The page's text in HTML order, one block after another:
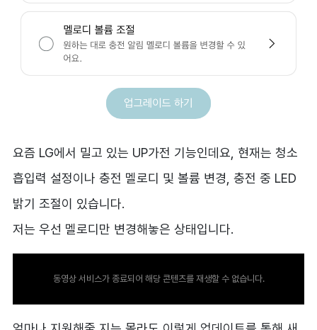
요즘 LG에서 밀고 있는 UP가전 기능인데요, 현재는 청소
흡입력 설정이나 충전 멜로디 및 볼륨 변경, 충전 중 LED
밝기 조절이 있습니다.
저는 우선 멜로디만 변경해놓은 상태입니다.
동영상 서비스가 종료되어 해당 콘텐츠를 재생할 수 없습니다.